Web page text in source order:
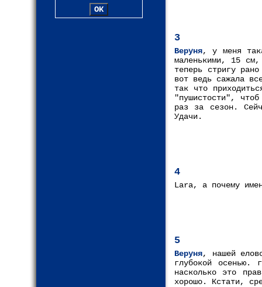
3
Веруня, у меня
маленькими, 15
теперь стригу
вот ведь сажала
так что
"пушистости",
раз за сезон.
Удачи.
4
Lara, а почему
5
Веруня, нашей
глубокой осенью.
насколько это
хорошо. Кстати,